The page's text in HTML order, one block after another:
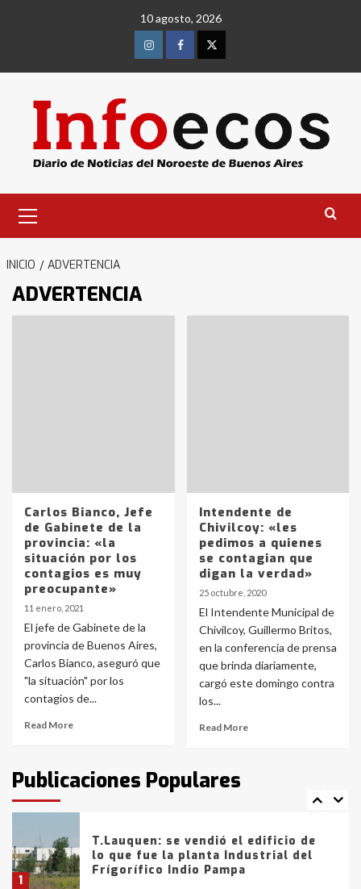
10 agosto, 2026
InstagramFacebookTwitter
primario
INICIO ADVERTENCIA
ADVERTENCIA
Carlos Bianco, Jefe
de Gabinete de la
provincia: «la
situación por los
contagios es muy
preocupante»
11 enero, 2021
El jefe de Gabinete de la
provincia de Buenos Aires,
Carlos Bianco, aseguró que
"la situación" por los
contagios de...
Read More
Intendente de
Chivilcoy: «les
pedimos a quienes
se contagian que
digan la verdad»
25 octubre, 2020
El Intendente Municipal de
Chivilcoy, Guillermo Britos,
en la conferencia de prensa
que brinda diariamente,
cargó este domingo contra
los...
Read More
Publicaciones Populares
4
Accidente en Ruta 5: falleció un
joven de Trenque Lauquen
5
Los precios de los combustibles en
La Pampa, desde YPF hasta Axion
entre 857 a 1338 pesos
6
La Bolsa de Cereales de Bahía
Blanca anticipa que Agosto vendrá
con lluvias y heladas, en gran parte
de la provincia
fueron detenidos por
comercialización de drogas en la
tarde del sábado
1
T.Lauquen: se vendió el edificio de
lo que fue la planta Industrial del
Frígorífico Indio Pampa